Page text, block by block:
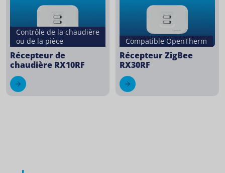
Contrôle de la chaudière
ou de la pièce
Récepteur de
chaudière RX10RF
Compatible OpenTherm
Récepteur ZigBee
RX30RF